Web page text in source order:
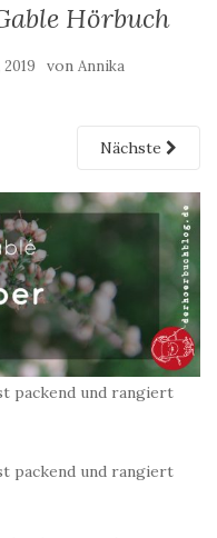
Hörbuch
2019 von Annika
Nächste
packend und rangiert
packend und rangiert